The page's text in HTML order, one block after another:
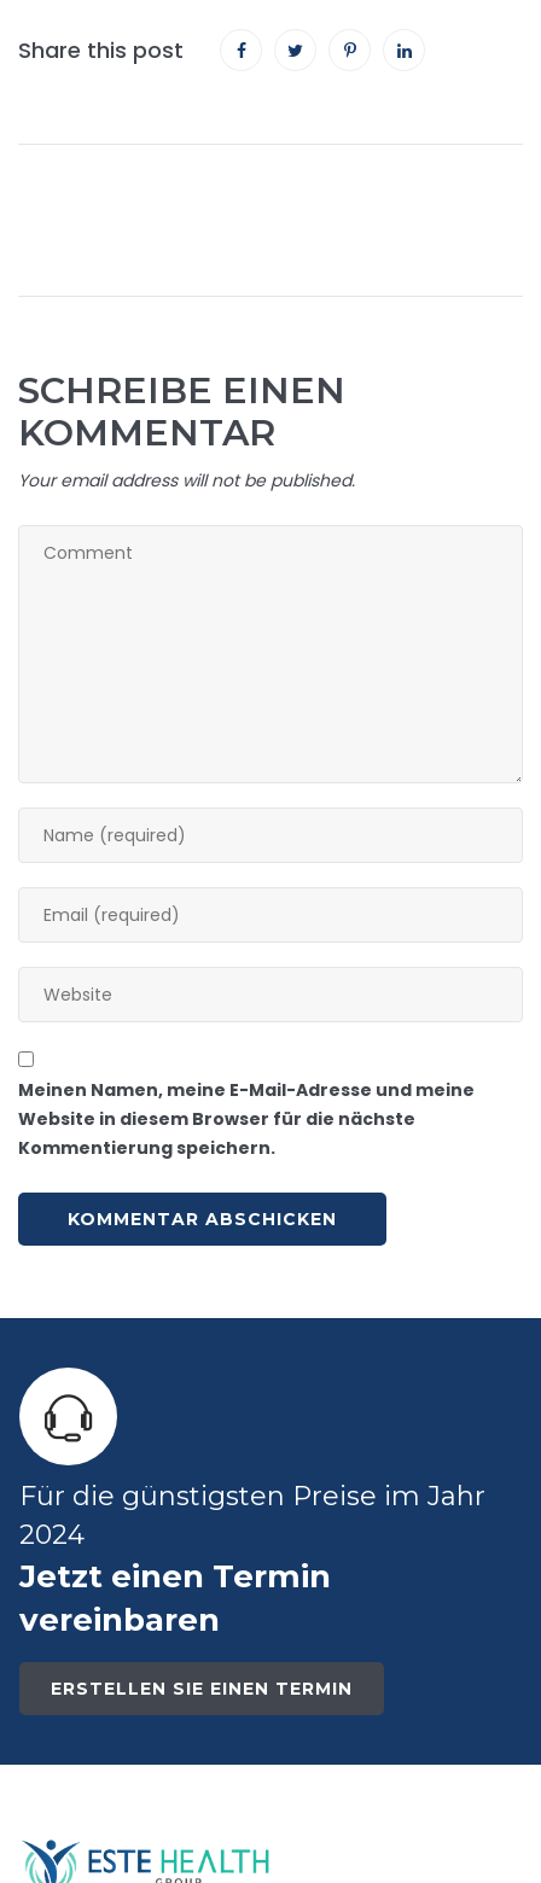
Share this post
SCHREIBE EINEN
KOMMENTAR
Your email address will not be published.
Meinen Namen, meine E-Mail-Adresse und meine
Website in diesem Browser für die nächste
Kommentierung speichern.
Für die günstigsten Preise im Jahr
2024
Jetzt einen Termin
vereinbaren
ERSTELLEN SIE EINEN TERMIN